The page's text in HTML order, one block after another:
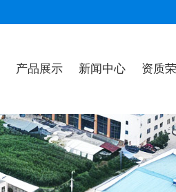
产品展示 新闻中心 资质